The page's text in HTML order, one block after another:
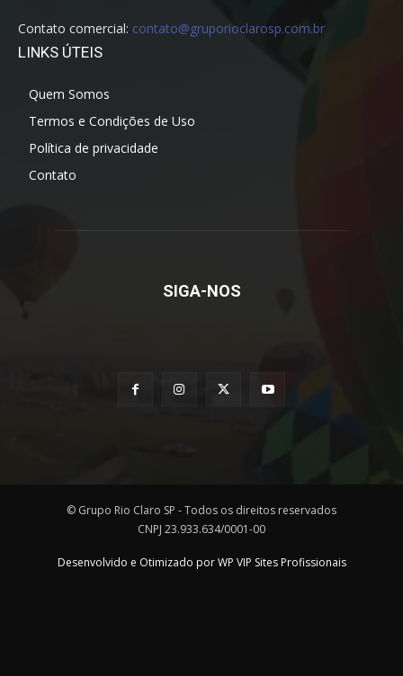
Contato comercial: contato@gruporioclarosp.com.br
LINKS ÚTEIS
Quem Somos
Termos e Condições de Uso
Política de privacidade
Contato
SIGA-NOS
© Grupo Rio Claro SP - Todos os direitos reservados
CNPJ 23.933.634/0001-00
Desenvolvido e Otimizado por WP VIP Sites Profissionais